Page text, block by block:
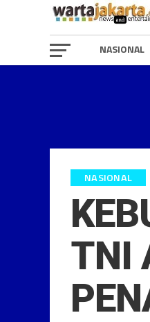
NASIONAL
NASIONAL
TNI